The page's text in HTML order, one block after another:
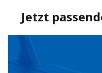
Jetzt